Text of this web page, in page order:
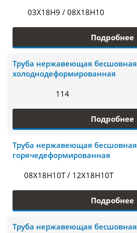
03Х18Н9 / 08Х18Н10
Подробнее
Труба нержавеющая бесшовная
холоднодеформированная
114
Подробнее
Труба нержавеющая бесшовная
горячедеформированная
08Х18Н10Т / 12Х18Н10Т
Подробнее
Труба нержавеющая бесшовная